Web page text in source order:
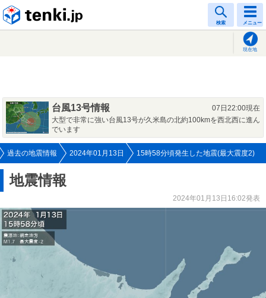
検索 メニュー
現在地
台風13号情報
07日22:00現在
大型で非常に強い台風13号が久米島の北約100kmを西北西に進ん
でいます
過去の地震情報 2024年01月13日 15時58分頃発生した地震(最大震度2)
地震情報
2024年01月13日16:02発表